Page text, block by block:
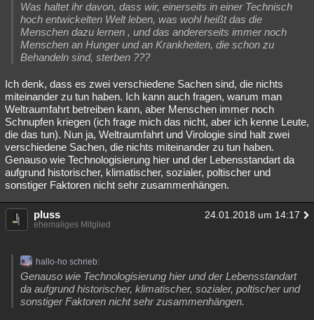
Was haltet ihr davon, dass wir, einerseits in einer Technisch
hoch entwickelten Welt leben, was wohl heißt das die
Menschen dazu lernen , und das andererseits immer noch
Menschen an Hunger und an Krankheiten, die schon zu
Behandeln sind, sterben ???
Ich denk, dass es zwei verschiedene Sachen sind, die nichts
miteinander zu tun haben. Ich kann auch fragen, warum man
Weltraumfahrt betreiben kann, aber Menschen immer noch
Schnupfen kriegen (ich frage mich das nicht, aber ich kenne Leute,
die das tun). Nun ja, Weltraumfahrt und Virologie sind halt zwei
verschiedene Sachen, die nichts miteinander zu tun haben.
Genauso wie Technologisierung hier und der Lebensstandart da
aufgrund historischer, klimatischer, sozialer, poltischer und
sonstiger Faktoren nicht sehr zusammenhängen.
pluss 24.01.2018 um 14:17
ehemaliges Mitglied
hallo-ho schrieb:
Genauso wie Technologisierung hier und der Lebensstandart
da aufgrund historischer, klimatischer, sozialer, poltischer und
sonstiger Faktoren nicht sehr zusammenhängen.